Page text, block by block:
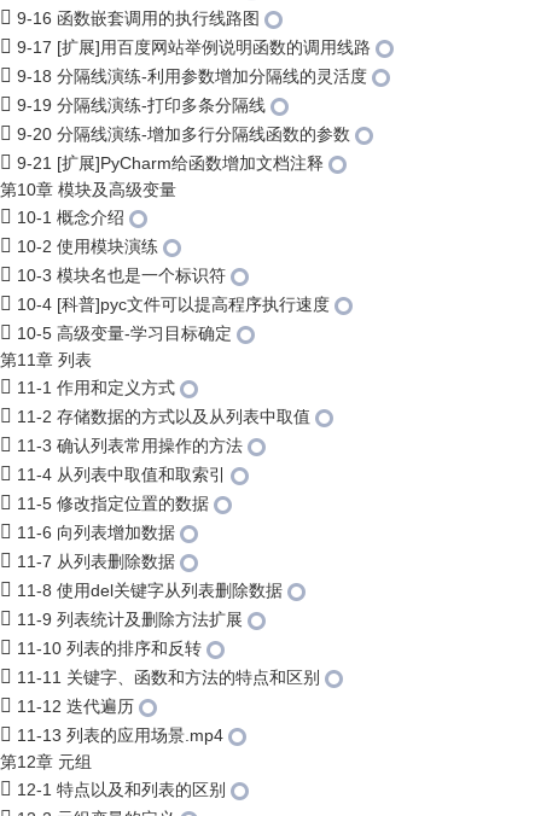
9-16 函数嵌套调用的执行线路图
9-17 [扩展]用百度网站举例说明函数的调用线路
9-18 分隔线演练-利用参数增加分隔线的灵活度
9-19 分隔线演练-打印多条分隔线
9-20 分隔线演练-增加多行分隔线函数的参数
9-21 [扩展]PyCharm给函数增加文档注释
第10章 模块及高级变量
10-1 概念介绍
10-2 使用模块演练
10-3 模块名也是一个标识符
10-4 [科普]pyc文件可以提高程序执行速度
10-5 高级变量-学习目标确定
第11章 列表
11-1 作用和定义方式
11-2 存储数据的方式以及从列表中取值
11-3 确认列表常用操作的方法
11-4 从列表中取值和取索引
11-5 修改指定位置的数据
11-6 向列表增加数据
11-7 从列表删除数据
11-8 使用del关键字从列表删除数据
11-9 列表统计及删除方法扩展
11-10 列表的排序和反转
11-11 关键字、函数和方法的特点和区别
11-12 迭代遍历
11-13 列表的应用场景.mp4
第12章 元组
12-1 特点以及和列表的区别